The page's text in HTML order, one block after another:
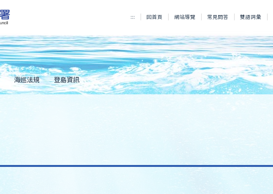
::: 回首頁 網站導覽 常見問答 雙語詞彙
海巡法規 登島資訊